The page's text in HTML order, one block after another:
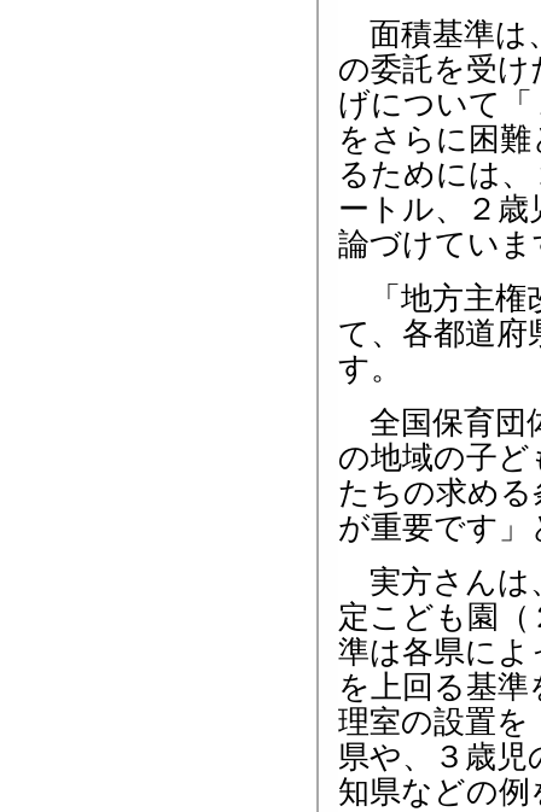
面積基準は
の委託を受け
げについて
をさらに困
るためには
ートル、２
論づけていま
「地方主権
て、各都道
す。
全国保育団
の地域の子
たちの求め
が重要です
実方さんは
定こども園
準は各県に
を上回る基
理室の設置を
県や、３歳児
知県などの